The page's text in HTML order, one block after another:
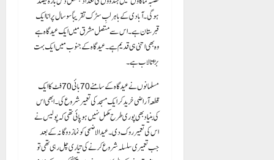
ہوگی۔ آبادی کے باہر لبِ سڑک تقریباً سو سال پرانا ایک
قبرستان ہے۔ اس سے متصل مشرق میں ایک عیدگاہ ہے
وہ بھی اتنی ہی قدیم ہے۔ عیدگاہ کے جنوب میں ایک بہت
بڑا تالاب ہے۔
مسلمانوں نے عیدگاہ کے سامنے 70 بائی 70 فٹ کا ایک
قطعہ آراضی خرید کر ایک مسجد کی تعمیر شروع کی۔ ابھی اس
کی بنیاد بھی پوری طرح مکمل نہیں ہو پائی تھی کہ پولیس نے
اس کی تعمیر روک دی۔ عید الاضحی کو نماز دوگانہ کے بعد
جب تعمیری سلسلہ شروع کرنے کی تیاری چل رہی تھی تو